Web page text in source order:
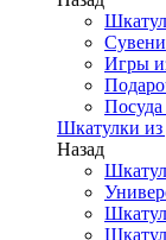
Игры
Шкатулки из
Назад